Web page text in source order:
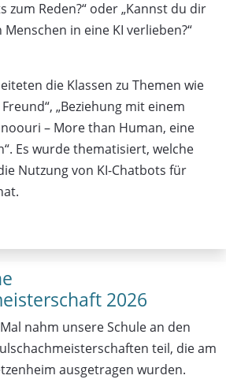
zum Reden?“ oder „Kannst du dir
in eine KI verlieben?“
die Klassen zu Themen wie
„Beziehung mit einem
– More than Human, eine
Es wurde thematisiert, welche
Nutzung von KI-Chatbots für
2026
nahm unsere Schule an den
teil, die am
ausgetragen wurden.